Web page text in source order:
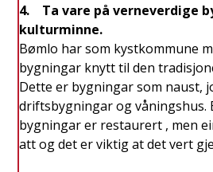
4. Ta vare på verneverdige
kulturminne.
Bømlo har som kystkommune
bygningar knytt til den
Dette er bygningar som naust,
driftsbygningar og våningshus.
bygningar er restaurert , men
att og det er viktig at det vert